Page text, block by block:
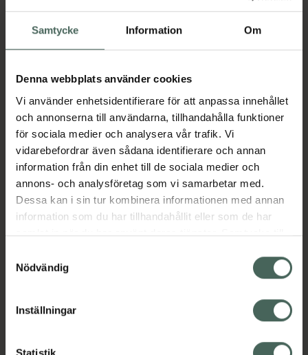
Samtycke Information Om
Denna webbplats använder cookies
Vi använder enhetsidentifierare för att anpassa innehållet
och annonserna till användarna, tillhandahålla funktioner
för sociala medier och analysera vår trafik. Vi
vidarebefordrar även sådana identifierare och annan
information från din enhet till de sociala medier och
annons- och analysföretag som vi samarbetar med.
Dessa kan i sin tur kombinera informationen med annan
information som du har tillhandahållit eller som de har
samlat in när du har använt deras tjänster. Samtycke till
återkalla ditt samtycke via webbplatsens
cookieinställningar. Ett återkallat samtycke påverkar inte
lagligheten av behandling som skett innan återkallelsen.
Nödvändig
Inställningar
Köp via ditt recept
Beskrivning Dölj
Läs alltid bipacksedeln innan
användning.
EAN:
03582910086178